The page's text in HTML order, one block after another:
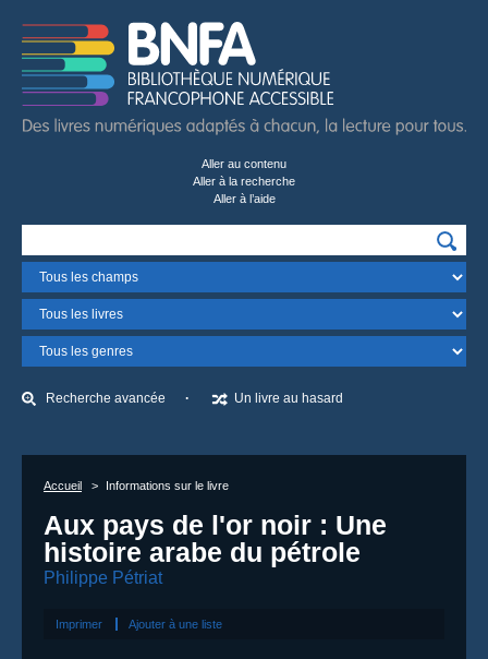
Aller au contenu
Aller à la recherche
Aller à l’aide
Champ
Format
Genre
Recherche avancée Un livre au hasard
Accueil Informations sur le livre
Aux pays de l'or noir : Une
histoire arabe du pétrole
Philippe Pétriat
Imprimer Ajouter à une liste